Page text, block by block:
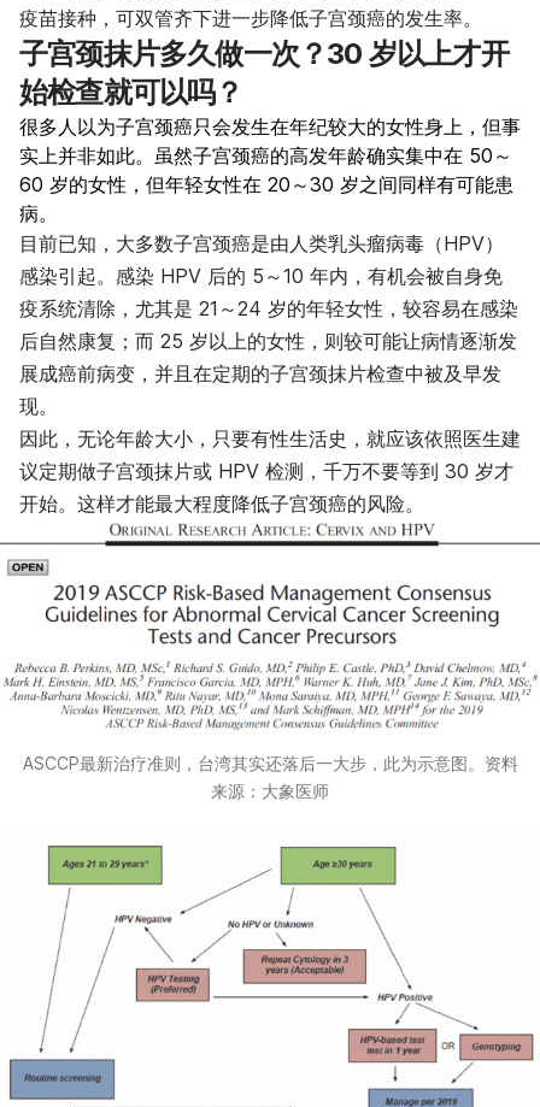
疫苗接种，可双管齐下进一步降低子宫颈癌的发生率。
子宫颈抹片多久做一次？30 岁以上才开
始检查就可以吗？
很多人以为子宫颈癌只会发生在年纪较大的女性身上，但事
实上并非如此。虽然子宫颈癌的高发年龄确实集中在 50～
60 岁的女性，但年轻女性在 20～30 岁之间同样有可能患
病。
目前已知，大多数子宫颈癌是由人类乳头瘤病毒（HPV）
感染引起。感染 HPV 后的 5～10 年内，有机会被自身免
疫系统清除，尤其是 21～24 岁的年轻女性，较容易在感染
后自然康复；而 25 岁以上的女性，则较可能让病情逐渐发
展成癌前病变，并且在定期的子宫颈抹片检查中被及早发
现。
因此，无论年龄大小，只要有性生活史，就应该依照医生建
议定期做子宫颈抹片或 HPV 检测，千万不要等到 30 岁才
开始。这样才能最大程度降低子宫颈癌的风险。
ASCCP最新治疗准则，台湾其实还落后一大步，此为示意图。资料
来源：大象医师